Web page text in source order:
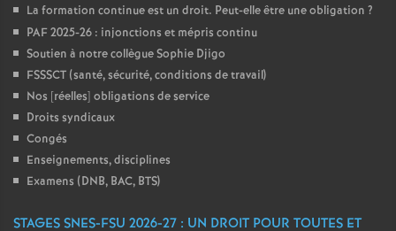
La formation continue est un droit. Peut-elle être une obligation ?
PAF 2025-26 : injonctions et mépris continu
Soutien à notre collègue Sophie Djigo
FSSSCT (santé, sécurité, conditions de travail)
Nos [réelles] obligations de service
Droits syndicaux
Congés
Enseignements, disciplines
Examens (DNB, BAC, BTS)
STAGES SNES-FSU 2026-27 : UN DROIT POUR TOUTES ET